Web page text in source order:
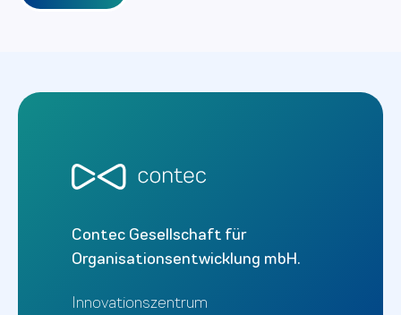
Contec Gesellschaft für
Organisationsentwicklung mbH.
Innovationszentrum